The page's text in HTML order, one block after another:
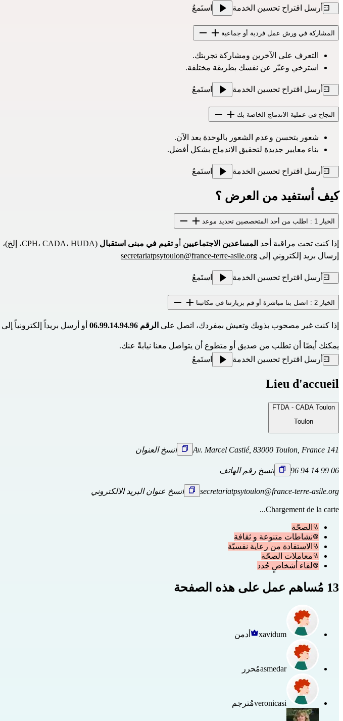
أرسل اقتراح تحسين الخدمة استَمعُ
المشاركة في ورش عمل فردية أو جماعية
التعرف على الآخرين ومشاركة تجربتك.
استرخي وعبّر عن نفسك بطريقة مختلفة.
أرسل اقتراح تحسين الخدمة استَمعُ
النجاح في عملية الاندماج الخاصة بك
شعور بتحسن وعدم الشعور بالوحدة بعد الآن.
بناء معايير جديدة لتحقيق الاندماج بشكل أفضل.
أرسل اقتراح تحسين الخدمة استَمعُ
كيف أستفيد من العرض ؟
الخيار 1 : اطلب من أحد المتخصصين تحديد موعد
إذا كنت تحت مراقبة أحد المساعدين الاجتماعيين أو تقيم في مبنى استقبال (CPH، CADA، HUDA، إلخ)، فيجب عليك أن تطلب من المحترف الذي يدعمك الاتصال بنا لتحديد موعد على
إرسال بريد إلكتروني إلى secretariatpsytoulon@france-terre-asile.org
أرسل اقتراح تحسين الخدمة استَمعُ
الخيار 2 : اتصل بنا مباشرة أو قم بزيارتنا في مكاتبنا
إذا كنت غير مصحوب بذويك وتعيش بمفردك، اتصل على الرقم 06.99.14.94.96 أو أرسل بريداً إلكترونياً إلى
يمكنك أيضًا أن تطلب من صديق أو متطوع أن يتواصل معنا نيابةً عنك.
أرسل اقتراح تحسين الخدمة
استَمعُ
Lieu d'accueil
FTDA - CADA Toulon
Toulon
141 Av. Marcel Castié, 83000 Toulon, France انسخ العنوان
06 99 14 94 96 انسخ رقم الهاتف
secretariatpsytoulon@france-terre-asile.org انسخ عنوان البريد الالكتروني
Chargement de la carte...
الصحّة
نشاطات متنوعة و ثقافة
الاستفادة من رعاية نفسيّة
معاملات الصحّة
لقاء أشخاصٍ جُدد
13 مُساهم عمل على هذه الصفحة
xavidum أدمن
asmedarمُحرر
veronicasiمُُترجم